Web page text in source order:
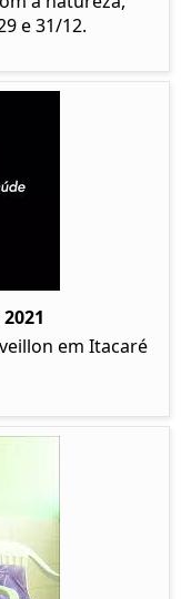
e 31/12.
em Itacaré